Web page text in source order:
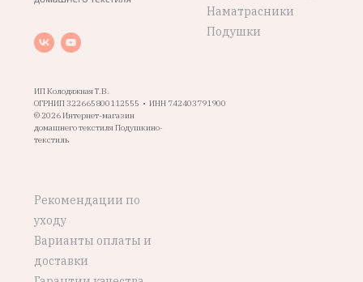
ИП Колодяжная Т.В.
ОГРНИП 322665800112555 • ИНН 742403791900
© 2026 Интернет-магазин
домашнего текстиля Подушкино-
текстиль
Наматрасники
Подушки
Рекомендации по
уходу
Варианты оплаты и
доставки